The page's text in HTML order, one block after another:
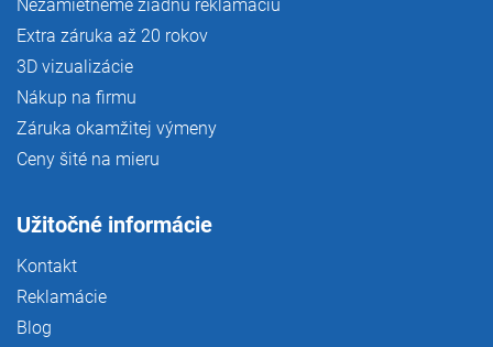
Nezamietneme žiadnu reklamáciu
Extra záruka až 20 rokov
3D vizualizácie
Nákup na firmu
Záruka okamžitej výmeny
Ceny šité na mieru
Užitočné informácie
Kontakt
Reklamácie
Blog